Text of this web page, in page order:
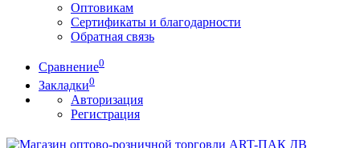
Оптовикам
Сертификаты и благодарности
Обратная связь
Сравнение0
Закладки0
Авторизация
Регистрация